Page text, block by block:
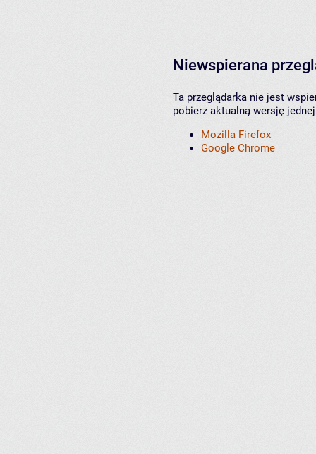
Niewspierana
Ta przeglądarka nie jest
pobierz aktualną wersję
Mozilla Firefox
Google Chrome